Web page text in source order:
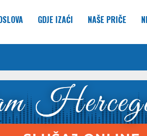
GDJE IZAĆI NAŠE PRIČE